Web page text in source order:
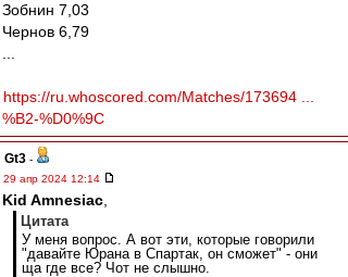
Зобнин 7,03
Чернов 6,79
https://ru.whoscored.com/Matches/173694 ...
%B2-%D0%9C
Gt3 -
29 апр 2024 12:14
Kid Amnesiac
Цитата
У меня вопрос. А вот эти, которые говорили
"давайте Юрана в Спартак, он сможет" - они
ща где все? Чот не слышно.